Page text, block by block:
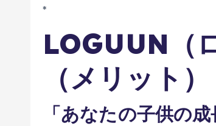
*
LOGUUN（
（メリット）
「あなたの子供の